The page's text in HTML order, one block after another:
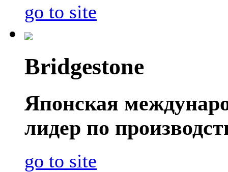
go to site
Bridgestone
Японская
лидер по
go to site